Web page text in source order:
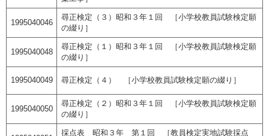
1995040046
尋正検定（３）昭和３年１回 ［小学校教員試験検定願
の綴り］
1995040048
尋正検定（１）昭和３年１回 ［小学校教員試験検定願
の綴り］
1995040049 尋正検定（４） ［小学校教員試験検定願の綴り］
1995040050
尋正検定（２）昭和３年１回 ［小学校教員試験検定願
の綴り］
採点表 昭和３年 第１回 ［教員検定実地試験採点